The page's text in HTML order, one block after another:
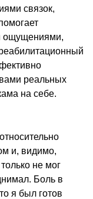
связок,
ощущениями,
реальных
на себе.
и, видимо,
не мог
Боль в
я был готов